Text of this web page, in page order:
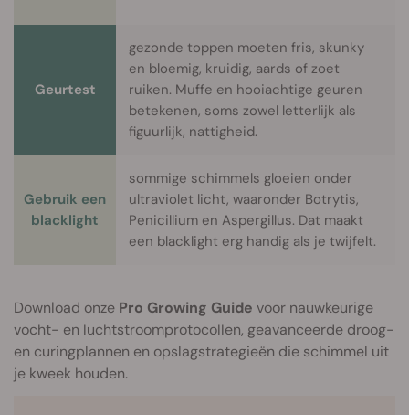
Geurtest
gezonde toppen moeten fris, skunky
en bloemig, kruidig, aards of zoet
ruiken. Muffe en hooiachtige geuren
betekenen, soms zowel letterlijk als
figuurlijk, nattigheid.
Gebruik een
blacklight
sommige schimmels gloeien onder
ultraviolet licht, waaronder Botrytis,
Penicillium en Aspergillus. Dat maakt
een blacklight erg handig als je twijfelt.
Download onze Pro Growing Guide voor nauwkeurige
vocht- en luchtstroomprotocollen, geavanceerde droog-
en curingplannen en opslagstrategieën die schimmel uit
je kweek houden.